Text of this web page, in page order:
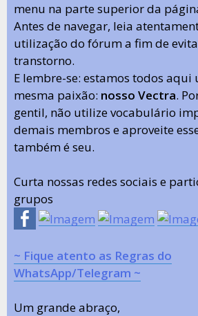
menu na parte superior da
Antes de navegar, leia
utilização do fórum a fim de
transtorno.
E lembre-se: estamos todos aqui
mesma paixão: nosso Vectra.
gentil, não utilize vocabulário
demais membros e aproveite
também é seu.
Curta nossas redes sociais e
grupos
~ Fique atento as Regras do
WhatsApp/Telegram ~
Um grande abraço,